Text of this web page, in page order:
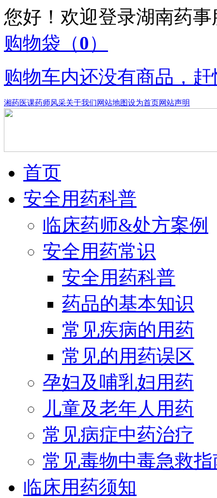
您好！欢迎登录湖南药
购物袋 （0）
购物车内还没有商品，
湘药医课药师风采关于我们网站地图设为首页网站声明
首页
安全用药科普
临床药师&处方案例
安全用药常识
安全用药科普
药品的基本知识
常见疾病的用药
常见的用药误区
孕妇及哺乳妇用药
儿童及老年人用药
常见病症中药治疗
常见毒物中毒急救指
临床用药须知